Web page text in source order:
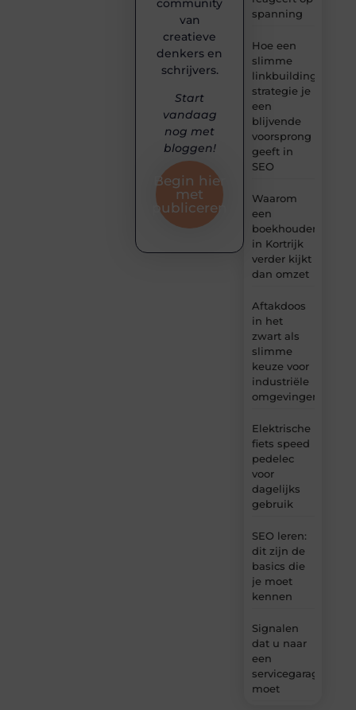
spanning
Hoe een
slimme
linkbuilding
strategie je
een
blijvende
voorsprong
geeft in
SEO
Waarom
een
boekhouder
in Kortrijk
verder kijkt
dan omzet
Aftakdoos
in het
zwart als
slimme
keuze voor
industriële
omgevingen
Elektrische
fiets speed
pedelec
voor
dagelijks
gebruik
SEO leren:
dit zijn de
basics die
je moet
kennen
Signalen
dat u naar
een
servicegarage
moet
community
van
creatieve
denkers en
schrijvers.
Start
vandaag
nog met
bloggen!
Begin hier
met
publiceren